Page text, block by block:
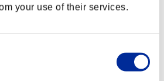
your use of their services.